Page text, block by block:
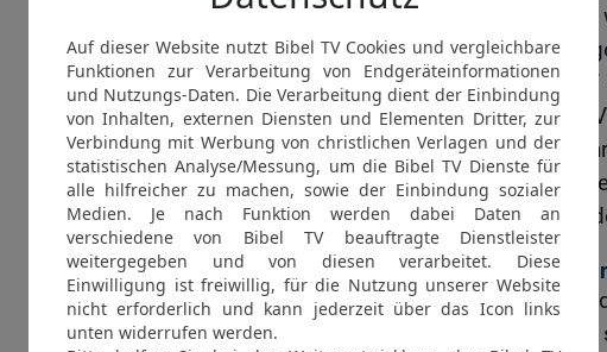
nichts mehr wert.
griechischen
16
Aber genau deshalb
Ausgerechnet ihre großen
gleichen wollten, wurden
17
Niemand setzt sich
hinweg. Das sollte sich in
In Jerusalem bildet sich
18-19 In der Stadt Tyrus
Ehren des Gottes